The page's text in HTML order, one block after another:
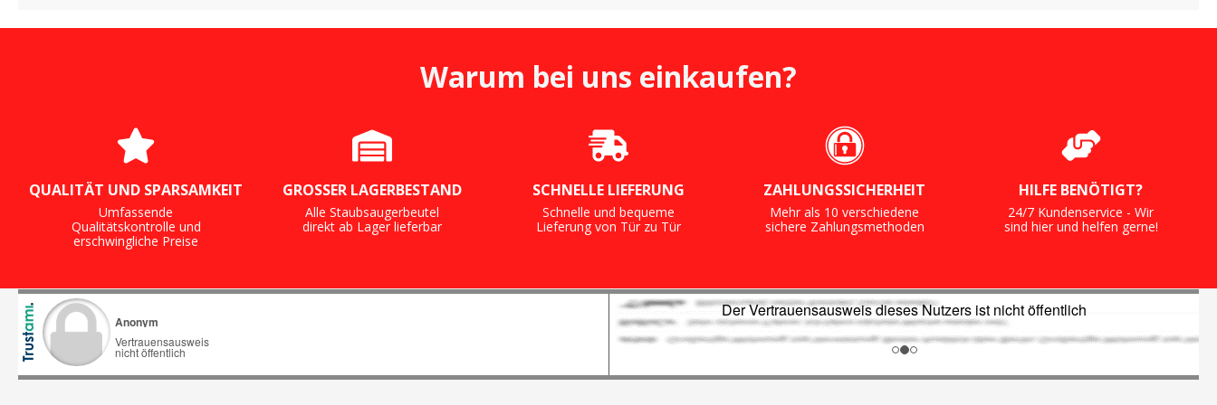
Warum bei uns einkaufen?
QUALITÄT UND SPARSAMKEIT
Umfassende
Qualitätskontrolle und
erschwingliche Preise
GROSSER LAGERBESTAND
Alle Staubsaugerbeutel
direkt ab Lager lieferbar
SCHNELLE LIEFERUNG
Schnelle und bequeme
Lieferung von Tür zu Tür
ZAHLUNGSSICHERHEIT
Mehr als 10 verschiedene
sichere Zahlungsmethoden
HILFE BENÖTIGT?
24/7 Kundenservice - Wir
sind hier und helfen gerne!